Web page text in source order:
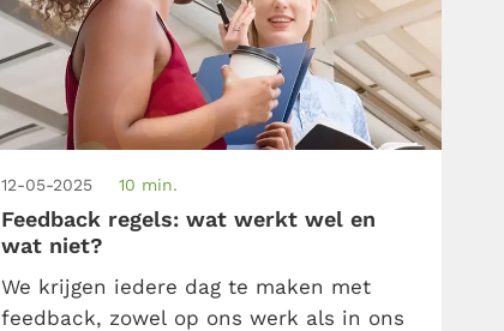
12-05-2025 10 min.
Feedback regels: wat werkt wel en
wat niet?
We krijgen iedere dag te maken met
feedback, zowel op ons werk als in ons